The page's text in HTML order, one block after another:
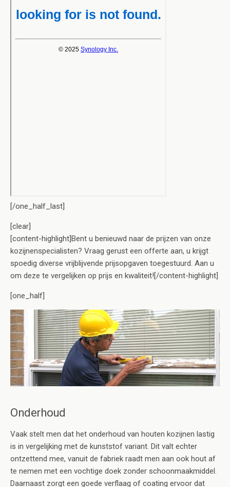
[/one_half_last]
[clear]
[content-highlight]Bent u benieuwd naar de prijzen van onze
kozijnenspecialisten? Vraag gerust een offerte aan, u krijgt
spoedig diverse vrijblijvende prijsopgaven toegestuurd. Aan u
om deze te vergelijken op prijs en kwaliteit![/content-highlight]
[one_half]
Onderhoud
Vaak stelt men dat het onderhoud van houten kozijnen lastig
is in vergelijking met de kunststof variant. Dit valt echter
ontzettend mee, vanuit de fabriek raadt men aan ook hout af
te nemen met een vochtige doek zonder schoonmaakmiddel.
Daarnaast zorgt een goede verflaag of coating ervoor dat